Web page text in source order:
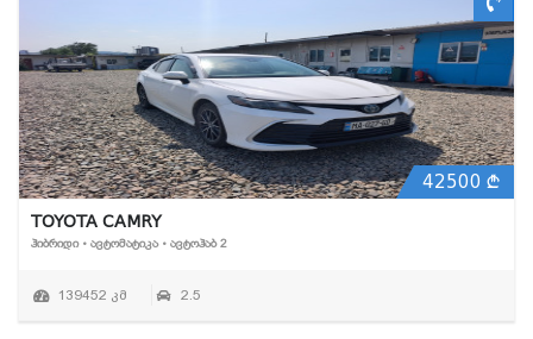
42500
TOYOTA CAMRY
ᲰᲘᲑᲠᲘᲓᲘ • ᲐᲕᲢᲝᲛᲐᲢᲘᲙᲐ • ᲐᲕᲢᲝᲰᲐᲑ 2
139452 კმ 2.5